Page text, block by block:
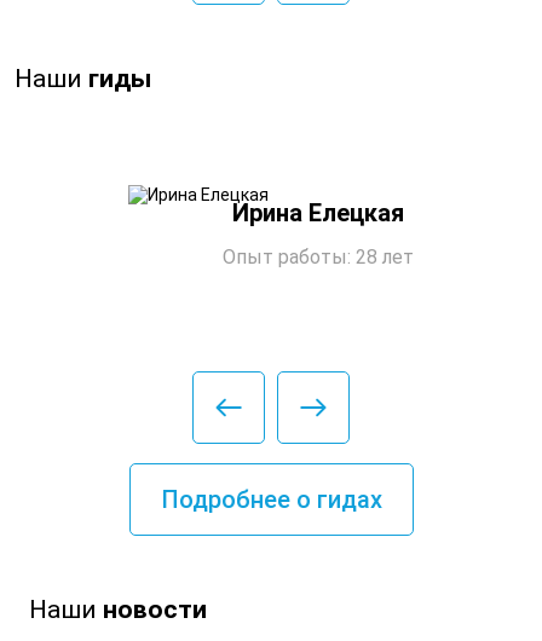
Наши гиды
Ирина Елецкая
Опыт работы: 28 лет
Подробнее о гидах
Наши новости